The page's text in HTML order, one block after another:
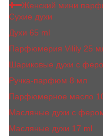
Женский мини
Сухие духи
Духи 65 ml
Парфюмерия Vilily 25
Шариковые духи с
Ручка-парфюм 8 мл
Парфюмерное масло
Масляные духи c
Масляные духи 17 ml